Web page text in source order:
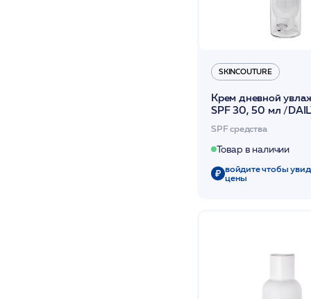
SKINCOUTURE
Крем дневной
SPF 30, 50 мл /
MOISTURIZER SPF
/SKINCOUTURE*
SPF средства
Товар в наличии
войдите чтобы
цены